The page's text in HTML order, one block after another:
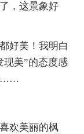
，这景象好
好美！我明白
现美”的态度感
……
欢美丽的枫